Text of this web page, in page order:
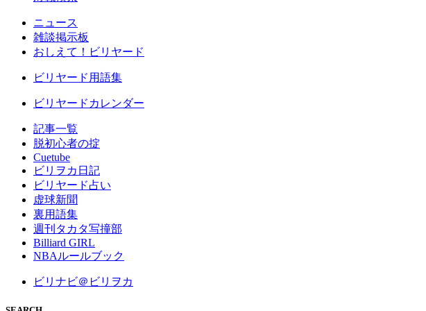
ニュース
雑談掲示板
おしえて！ビリヤード
ビリヤード用語集
ビリヤードカレンダー
記事一覧
脱初心者の掟
Cuetube
ビリヲカ日記
ビリヤード占い
虚球新聞
裏用語集
週刊タカタ写撞部
Billiard GIRL
NBAルールブック
ビリナビ＠ビリヲカ